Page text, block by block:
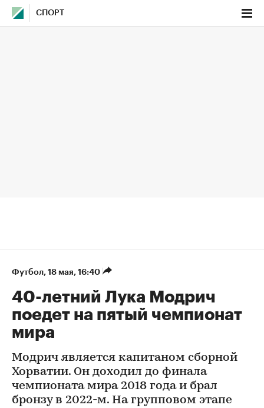
СПОРТ
Футбол⁠, 18 мая, 16:40
40-летний Лука Модрич
поедет на пятый чемпионат
мира
Модрич является капитаном сборной
Хорватии. Он доходил до финала
чемпионата мира 2018 года и брал
бронзу в 2022-м. На групповом этапе